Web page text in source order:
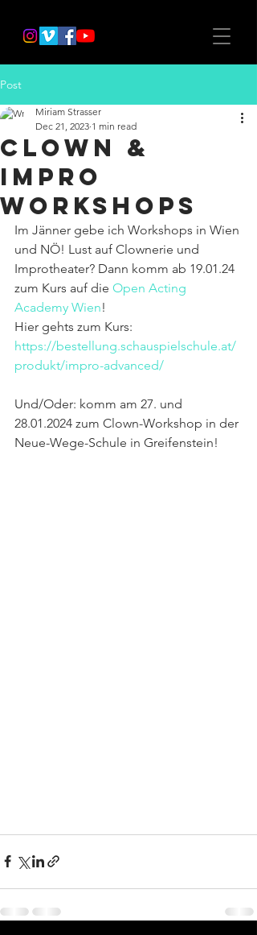
Post
Clown &
Impro
Workshops
Miriam Strasser
Dec 21, 2023 1 min read
Im Jänner gebe ich Workshops in Wien
und NÖ! Lust auf Clownerie und
Improtheater? Dann komm ab 19.01.24
zum Kurs auf die Open Acting
Academy Wien!
Hier gehts zum Kurs:
https://bestellung.schauspielschule.at/
produkt/impro-advanced/
Und/Oder: komm am 27. und
28.01.2024 zum Clown-Workshop in der
Neue-Wege-Schule in Greifenstein!